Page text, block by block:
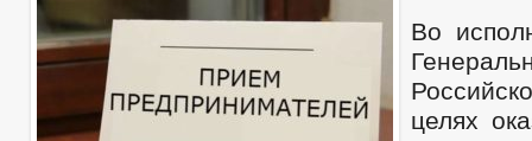
Во
целях